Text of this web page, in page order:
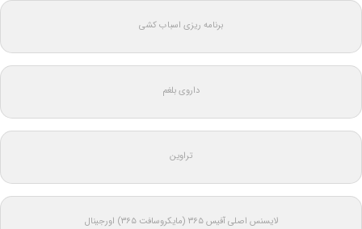
برنامه ریزی اسباب کشی
داروی بلغم
تراوین
لایسنس اصلی آفیس ۳۶۵ (مایکروسافت ۳۶۵) اورجینال